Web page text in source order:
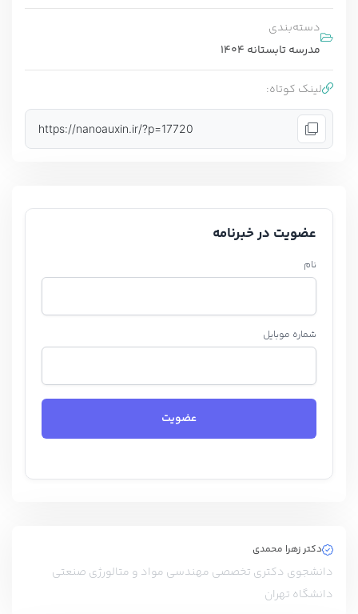
ب
ا
ت
ا
دسته‌بندی
مدرسه تابستانه 1404
لینک کوتاه:
https://nanoauxin.ir/?p=17720
عضویت در خبرنامه
نام
شماره موبایل
عضویت
دکتر زهرا محمدی
دانشجوی دکتری تخصصی مهندسی مواد و متالورژی صنعتی
دانشگاه تهران